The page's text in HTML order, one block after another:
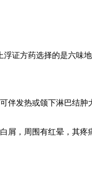
浮证方药选择的是六味
伴发热或颌下淋巴结
屑，周围有红晕，其疼